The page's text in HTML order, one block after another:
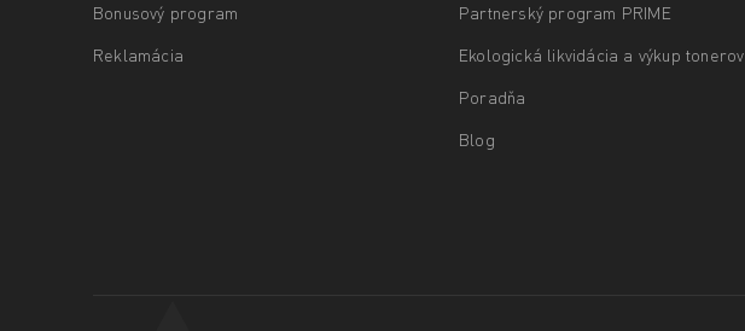
Bonusový program
Reklamácia
Partnerský program PRIME
Ekologická likvidácia a výkup tonerov
Poradňa
Blog